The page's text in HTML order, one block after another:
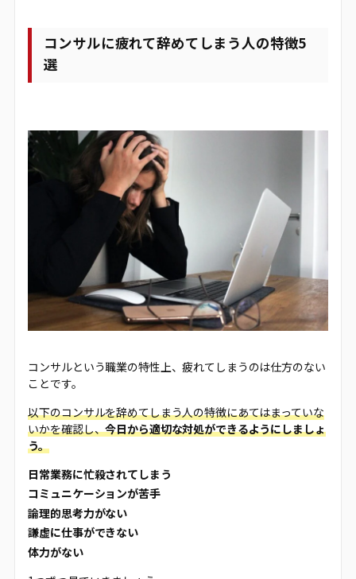
コンサルに疲れて辞めてしまう人の特徴5
選
コンサルという職業の特性上、疲れてしまうのは仕方のない
ことです。
以下のコンサルを辞めてしまう人の特徴にあてはまっていな
いかを確認し、今日から適切な対処ができるようにしましょ
う。
日常業務に忙殺されてしまう
コミュニケーションが苦手
論理的思考力がない
謙虚に仕事ができない
体力がない